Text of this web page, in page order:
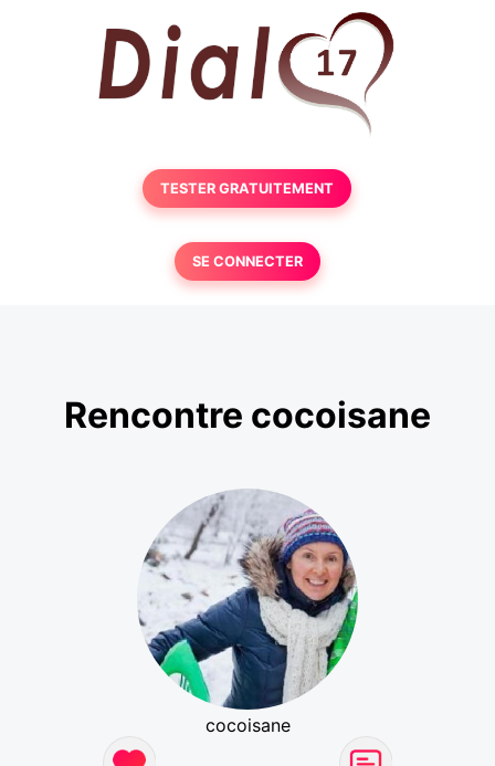
TESTER GRATUITEMENT
SE CONNECTER
Rencontre cocoisane
cocoisane